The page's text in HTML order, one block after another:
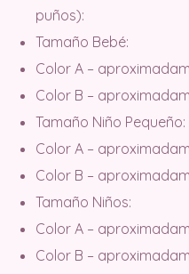
puños):
Tamaño Bebé:
Color A –
Color B –
Tamaño Niño Pequeño:
Color A –
Color B –
Tamaño Niños:
Color A –
Color B –